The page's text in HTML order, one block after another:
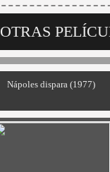
OTRAS
Nápoles dispara (1977)